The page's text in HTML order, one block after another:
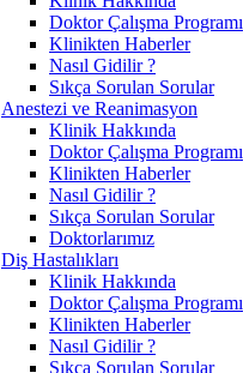
Doktor Çalışma Programı
Klinikten Haberler
Nasıl Gidilir ?
Sıkça Sorulan Sorular
Anestezi ve Reanimasyon
Klinik Hakkında
Doktor Çalışma Programı
Klinikten Haberler
Nasıl Gidilir ?
Sıkça Sorulan Sorular
Doktorlarımız
Diş Hastalıkları
Klinik Hakkında
Doktor Çalışma Programı
Klinikten Haberler
Nasıl Gidilir ?
Sıkça Sorulan Sorular